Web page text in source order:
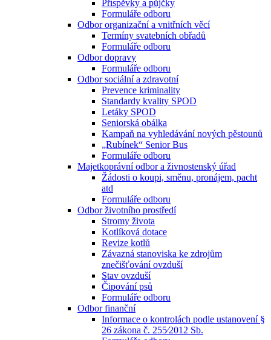
Příspěvky a půjčky
Formuláře odboru
Odbor organizační a vnitřních věcí
Termíny svatebních obřadů
Formuláře odboru
Odbor dopravy
Formuláře odboru
Odbor sociální a zdravotní
Prevence kriminality
Standardy kvality SPOD
Letáky SPOD
Seniorská obálka
Kampaň na vyhledávání nových pěstounů
„Rubínek“ Senior Bus
Formuláře odboru
Majetkoprávní odbor a živnostenský úřad
Žádosti o koupi, směnu, pronájem, pacht
atd
Formuláře odboru
Odbor životního prostředí
Stromy života
Kotlíková dotace
Revize kotlů
Závazná stanoviska ke zdrojům
znečišťování ovzduší
Stav ovzduší
Čipování psů
Formuláře odboru
Odbor finanční
Informace o kontrolách podle ustanovení §
26 zákona č. 255⁄2012 Sb.